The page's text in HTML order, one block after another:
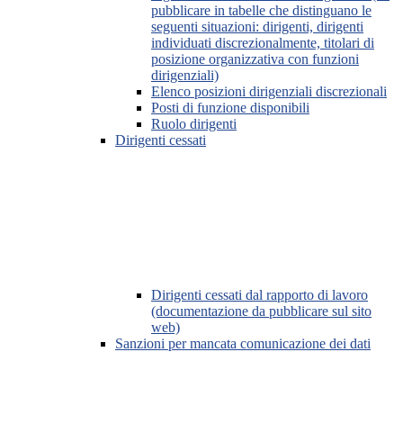
pubblicare in tabelle che distinguano le
seguenti situazioni: dirigenti, dirigenti
individuati discrezionalmente, titolari di
posizione organizzativa con funzioni
dirigenziali)
Elenco posizioni dirigenziali discrezionali
Posti di funzione disponibili
Ruolo dirigenti
Dirigenti cessati
Dirigenti cessati dal rapporto di lavoro
(documentazione da pubblicare sul sito
web)
Sanzioni per mancata comunicazione dei dati